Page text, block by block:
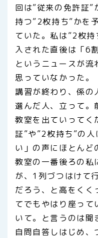
回は”従来の免許証”
持つ”2枚持ち”かを
ていた。私は”2枚
入された直後は「6
というニュースが流
思っていなかった。
講習が終わり、係の
選んだ人、立って
教室を出ていってく
証”や”2枚持ち”の
い」の声にほとんど
教室の一番後ろの私
が、1列づつはけて
だろう、と高をくく
てでもやはり座って
いて。と言うのは聞
自問自答しはじめ、